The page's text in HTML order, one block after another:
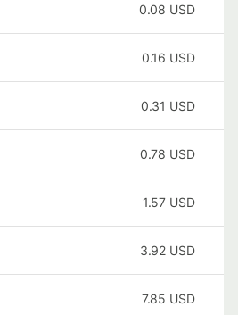
0.08 USD
0.16 USD
0.31 USD
0.78 USD
1.57 USD
3.92 USD
7.85 USD